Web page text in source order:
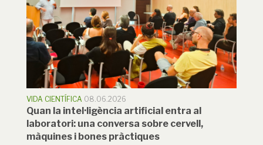
VIDA CIENTÍFICA 08.06.2026
Quan la intel·ligència artificial entra al
laboratori: una conversa sobre cervell,
màquines i bones pràctiques